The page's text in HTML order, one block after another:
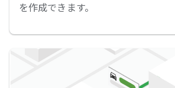
を作成できます。